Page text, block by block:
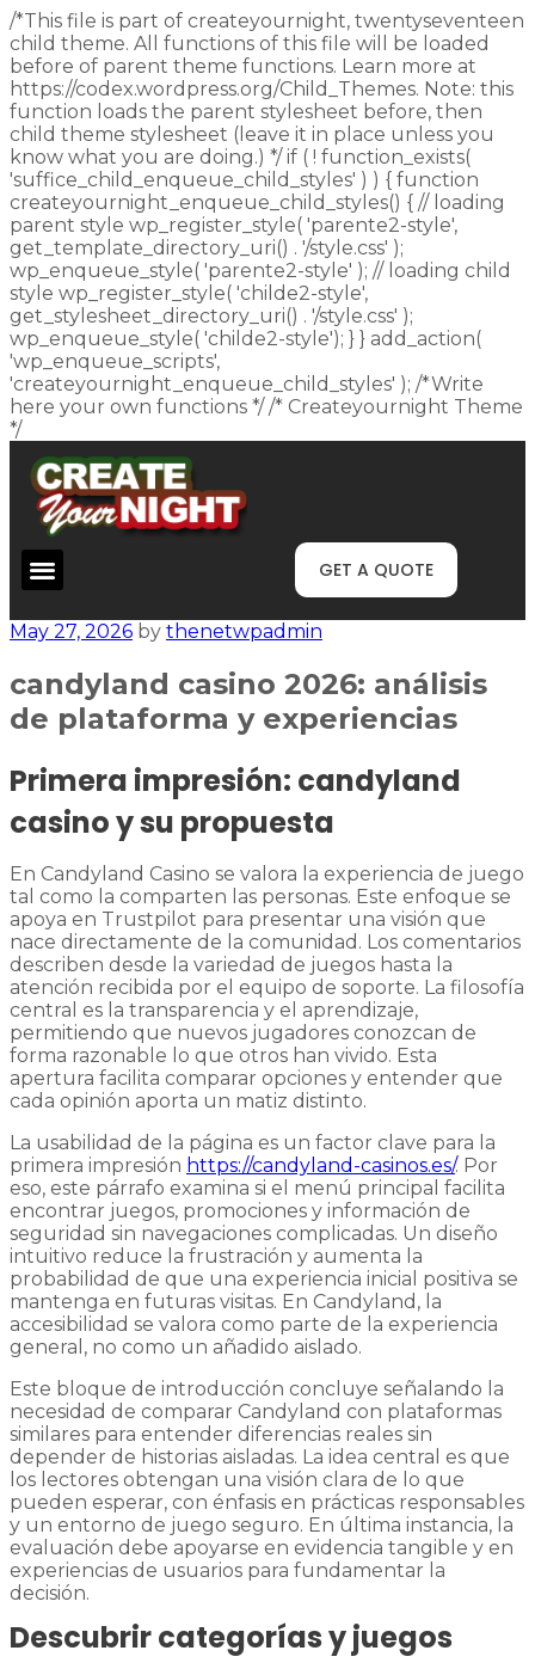
/*This file is part of createyournight, twentyseventeen
child theme. All functions of this file will be loaded
before of parent theme functions. Learn more at
https://codex.wordpress.org/Child_Themes. Note: this
function loads the parent stylesheet before, then
child theme stylesheet (leave it in place unless you
know what you are doing.) */ if ( ! function_exists(
'suffice_child_enqueue_child_styles' ) ) { function
createyournight_enqueue_child_styles() { // loading
parent style wp_register_style( 'parente2-style',
get_template_directory_uri() . '/style.css' );
wp_enqueue_style( 'parente2-style' ); // loading child
style wp_register_style( 'childe2-style',
get_stylesheet_directory_uri() . '/style.css' );
wp_enqueue_style( 'childe2-style'); } } add_action(
'wp_enqueue_scripts',
'createyournight_enqueue_child_styles' ); /*Write
here your own functions */ /* Createyournight Theme
*/
GET A QUOTE
May 27, 2026 by thenetwpadmin
candyland casino 2026: análisis
de plataforma y experiencias
Primera impresión: candyland
casino y su propuesta
En Candyland Casino se valora la experiencia de juego
tal como la comparten las personas. Este enfoque se
apoya en Trustpilot para presentar una visión que
nace directamente de la comunidad. Los comentarios
describen desde la variedad de juegos hasta la
atención recibida por el equipo de soporte. La filosofía
central es la transparencia y el aprendizaje,
permitiendo que nuevos jugadores conozcan de
forma razonable lo que otros han vivido. Esta
apertura facilita comparar opciones y entender que
cada opinión aporta un matiz distinto.
La usabilidad de la página es un factor clave para la
primera impresión https://candyland-casinos.es/. Por
eso, este párrafo examina si el menú principal facilita
encontrar juegos, promociones y información de
seguridad sin navegaciones complicadas. Un diseño
intuitivo reduce la frustración y aumenta la
probabilidad de que una experiencia inicial positiva se
mantenga en futuras visitas. En Candyland, la
accesibilidad se valora como parte de la experiencia
general, no como un añadido aislado.
Este bloque de introducción concluye señalando la
necesidad de comparar Candyland con plataformas
similares para entender diferencias reales sin
depender de historias aisladas. La idea central es que
los lectores obtengan una visión clara de lo que
pueden esperar, con énfasis en prácticas responsables
y un entorno de juego seguro. En última instancia, la
evaluación debe apoyarse en evidencia tangible y en
experiencias de usuarios para fundamentar la
decisión.
Descubrir categorías y juegos